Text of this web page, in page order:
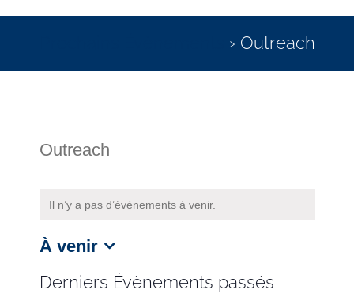
› Outreach
Outreach
Il n’y a pas d’évènements à venir.
À venir
une
date.
Derniers Évènements passés